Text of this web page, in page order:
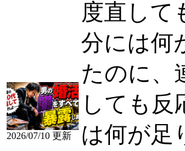
2026/07/10 更新
度直して
分には何
たのに、
しても反
は何が足